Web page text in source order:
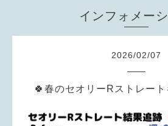
インフォメー
2026/02/07
🍀春のセオリーRストレー